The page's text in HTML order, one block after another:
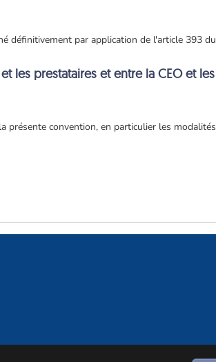
définitivement par application de l'article 393 du
les prestataires et entre la CEO et les
présente convention, en particulier les modalités